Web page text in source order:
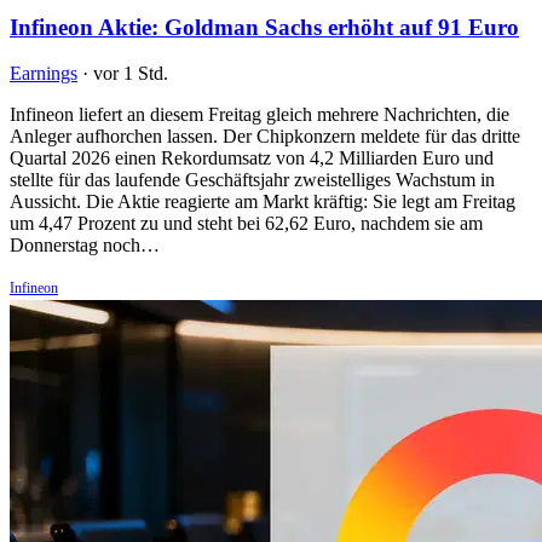
Infineon Aktie: Goldman Sachs erhöht auf 91 Euro
Earnings · vor 1 Std.
Infineon liefert an diesem Freitag gleich mehrere Nachrichten, die
Anleger aufhorchen lassen. Der Chipkonzern meldete für das dritte
Quartal 2026 einen Rekordumsatz von 4,2 Milliarden Euro und
stellte für das laufende Geschäftsjahr zweistelliges Wachstum in
Aussicht. Die Aktie reagierte am Markt kräftig: Sie legt am Freitag
um 4,47 Prozent zu und steht bei 62,62 Euro, nachdem sie am
Donnerstag noch…
Infineon